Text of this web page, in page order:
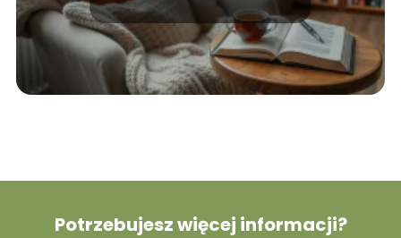
szukać pomocy?
Potrzebujesz więcej informacji?